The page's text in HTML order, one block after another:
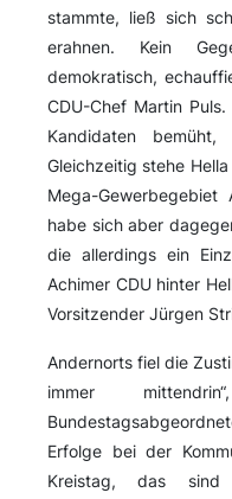
stammte, ließ sich
erahnen. Kein
demokratisch,
CDU-Chef Martin
Kandidaten
Gleichzeitig stehe
Mega-
habe sich aber
die allerdings ein
Achimer CDU hinter
Vorsitzender Jürgen
Andernorts fiel die
immer
Erfolge bei der
Kreistag, das